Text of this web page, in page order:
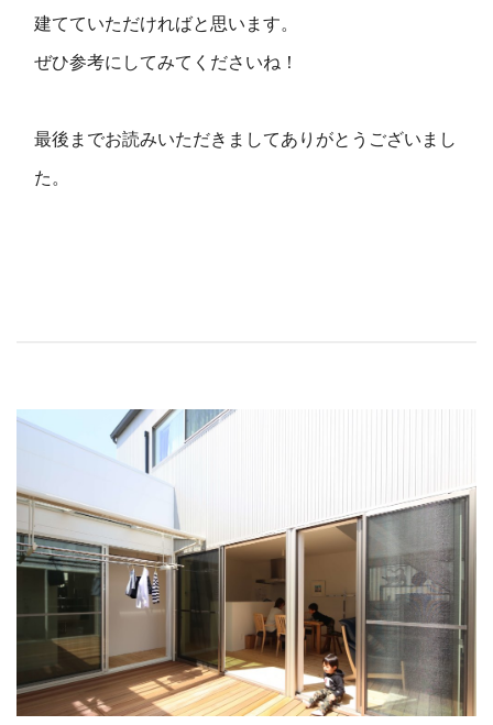
建てていただければと思います。
ぜひ参考にしてみてくださいね！
最後までお読みいただきましてありがとうございまし
た。